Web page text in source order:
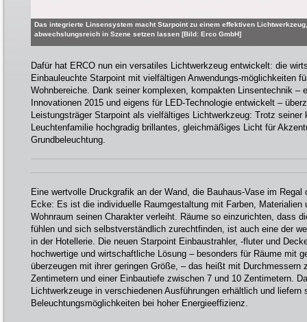
Das integrierte Linsensystem macht Starpoint zu einem effektiven
abwechslungsreich in Szene setzen lassen [Bild: Erco GmbH]
Dafür hat ERCO nun ein versatiles Lichtwerkzeug entwickelt: die
Einbauleuchte Starpoint mit vielfältigen Anwendungs-möglichkeiten
Wohnbereiche. Dank seiner komplexen, kompakten Linsentechnik –
Innovationen 2015 und eigens für LED-Technologie entwickelt –
Leistungsträger Starpoint als vielfältiges Lichtwerkzeug: Trotz seiner
Leuchtenfamilie hochgradig brillantes, gleichmäßiges Licht für
Grundbeleuchtung.
Eine wertvolle Druckgrafik an der Wand, die Bauhaus-Vase im
Ecke: Es ist die individuelle Raumgestaltung mit Farben, Materialien
Wohnraum seinen Charakter verleiht. Räume so einzurichten, dass
fühlen und sich selbstverständlich zurechtfinden, ist auch eine der
in der Hotellerie. Die neuen Starpoint Einbaustrahler, -fluter und
hochwertige und wirtschaftliche Lösung – besonders für Räume mit
überzeugen mit ihrer geringen Größe, – das heißt mit Durchmessern
Zentimetern und einer Einbautiefe zwischen 7 und 10 Zentimetern.
Lichtwerkzeuge in verschiedenen Ausführungen erhältlich und liefern
Beleuchtungsmöglichkeiten bei hoher Energieeffizienz.